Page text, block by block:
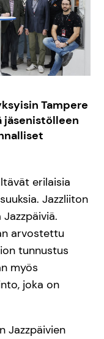
Tampere
jäsenistölleen
erilaisia
Jazzliiton
arvostettu
tunnustus
myös
joka on
Jazzpäivien